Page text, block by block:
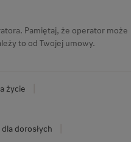
Pamiętaj, że operator może
to od Twojej umowy.
życie
dorosłych